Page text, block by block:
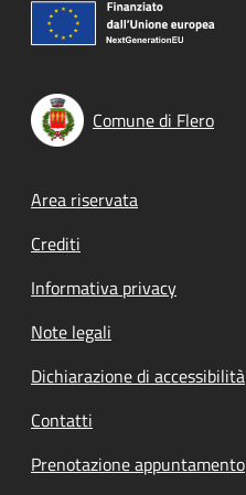
Comune di Flero
Footer menu
Area riservata
Crediti
Informativa privacy
Note legali
Dichiarazione di accessibilità
Contatti
Prenotazione appuntamento